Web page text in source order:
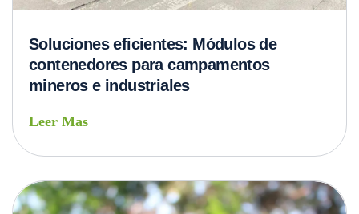
Soluciones eficientes: Módulos de
contenedores para campamentos
mineros e industriales
Leer Mas